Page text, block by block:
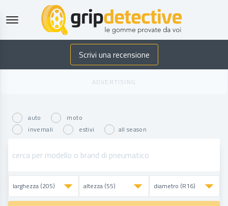
GripDetective
Scrivi una recensione
auto
moto
invernali
estivi all season